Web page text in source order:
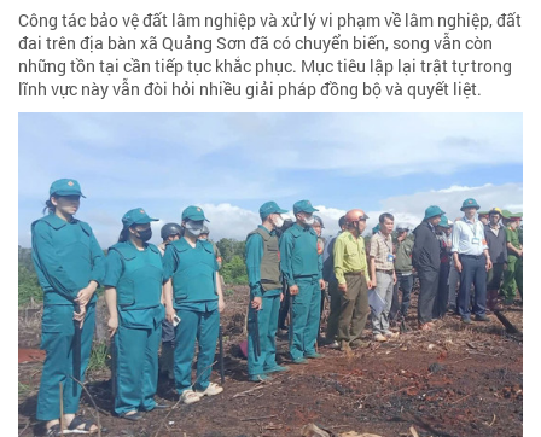
Công tác bảo vệ đất lâm nghiệp và xử lý vi phạm về lâm nghiệp, đất
đai trên địa bàn xã Quảng Sơn đã có chuyển biến, song vẫn còn
những tồn tại cần tiếp tục khắc phục. Mục tiêu lập lại trật tự trong
lĩnh vực này vẫn đòi hỏi nhiều giải pháp đồng bộ và quyết liệt.